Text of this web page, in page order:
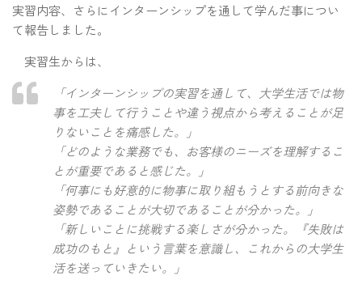
実習内容、さらにインターンシップを通して学んだ事につい
て報告しました。
実習生からは、
「インターンシップの実習を通して、大学生活では物
事を工夫して行うことや違う視点から考えることが足
りないことを痛感した。」
「どのような業務でも、お客様のニーズを理解するこ
とが重要であると感じた。」
「何事にも好意的に物事に取り組もうとする前向きな
姿勢であることが大切であることが分かった。」
「新しいことに挑戦する楽しさが分かった。『失敗は
成功のもと』という言葉を意識し、これからの大学生
活を送っていきたい。」